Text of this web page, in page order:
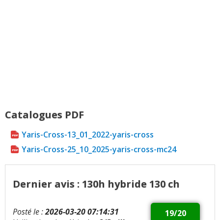
Catalogues PDF
Yaris-Cross-13_01_2022-yaris-cross
Yaris-Cross-25_10_2025-yaris-cross-mc24
Dernier avis : 130h hybride 130 ch
19/20
Posté le :2026-03-20 07:14:31